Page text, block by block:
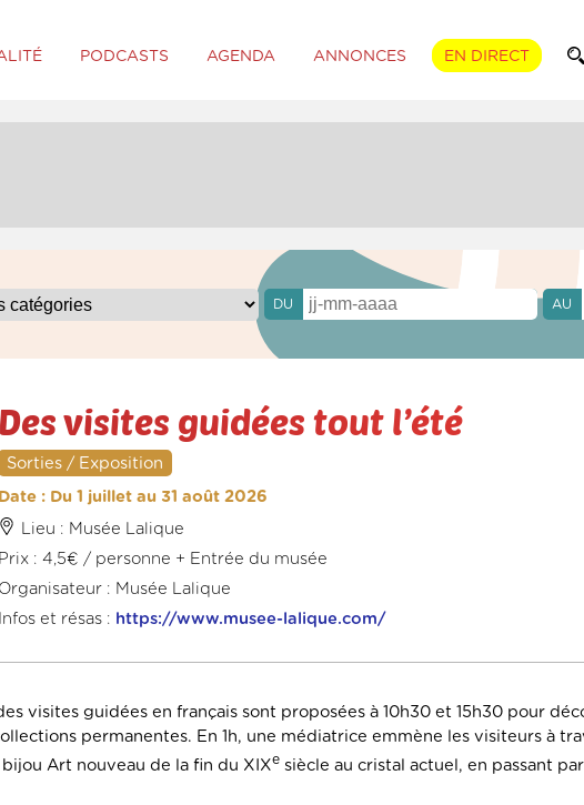
PODCASTS AGENDA ANNONCES EN DIRECT
DU AU
Des visites guidées tout l’été
Sorties / Exposition
Date : Du 1 juillet au 31 août 2026
Lieu : Musée Lalique
Prix : 4,5€ / personne + Entrée du musée
Organisateur : Musée Lalique
Infos et résas : https://www.musee-lalique.com/
visites guidées en français sont proposées à 10h30 et 15h30 pour
permanentes. En 1h, une médiatrice emmène les visiteurs à
Art nouveau de la fin du XIXe siècle au cristal actuel, en passant